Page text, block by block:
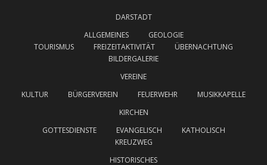
DARSTADT
ALLGEMEINES
GEOLOGIE
TOURISMUS
FREIZEITAKTIVITÄT
ÜBERNACHTUNG
BILDERGALERIE
VEREINE
KULTUR
BÜRGERVEREIN FEUERWEHR
MUSIKKAPELLE
KIRCHEN
GOTTESDIENSTE
EVANGELISCH
KATHOLISCH
KREUZWEG
HISTORISCHES